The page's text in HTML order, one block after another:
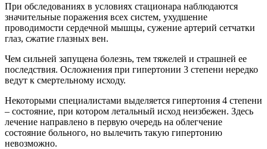
При обследованиях в условиях стационара наблюдаются
значительные поражения всех систем, ухудшение
проводимости сердечной мышцы, сужение артерий сетчатки
глаз, сжатие глазных вен.
Чем сильней запущена болезнь, тем тяжелей и страшней ее
последствия. Осложнения при гипертонии 3 степени нередко
ведут к смертельному исходу.
Некоторыми специалистами выделяется гипертония 4 степени
– состояние, при котором летальный исход неизбежен. Здесь
лечение направлено в первую очередь на облегчение
состояние больного, но вылечить такую гипертонию
невозможно.